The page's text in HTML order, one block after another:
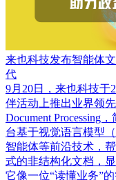
来也科技发布智能体
代
9月20日，来也科技
伴活动上推出业界领
Document Processing
台基于视觉语言模型
智能体等前沿技术，
式的非结构化文档，
它像一位“读懂业务”